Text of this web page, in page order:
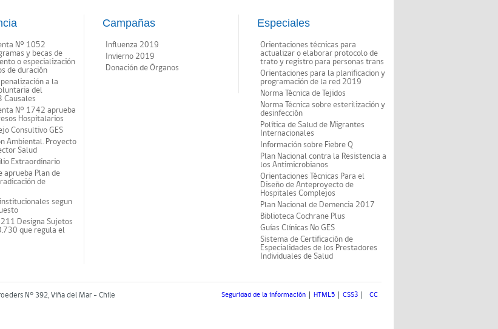
Nº 1052
y becas de
o especialización
de duración
a la
del
Causales
Nº 1742 aprueba
Hospitalarios
Consultivo GES
Ambiental. Proyecto
Salud
Extraordinario
aprueba Plan de
de
segun
Designa Sujetos
que regula el
Campañas
Influenza 2019
Invierno 2019
Donación de Órganos
Especiales
Orientaciones técnicas para
actualizar o elaborar protocolo de
trato y registro para personas trans
Orientaciones para la planificacion y
programación de la red 2019
Norma Técnica de Tejidos
Norma Técnica sobre esterilización y
desinfección
Política de Salud de Migrantes
Internacionales
Información sobre Fiebre Q
Plan Nacional contra la Resistencia a
los Antimicrobianos
Orientaciones Técnicas Para el
Diseño de Anteproyecto de
Hospitales Complejos
Plan Nacional de Demencia 2017
Biblioteca Cochrane Plus
Guías Clínicas No GES
Sistema de Certificación de
Especialidades de los Prestadores
Individuales de Salud
N° 392, Viña del Mar - Chile Seguridad de la información HTML5 CSS3 CC